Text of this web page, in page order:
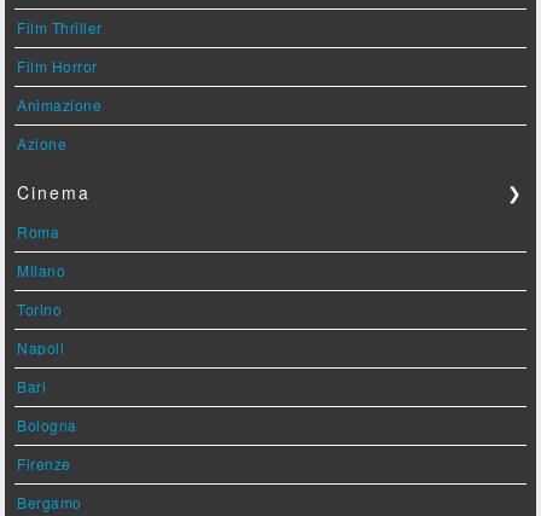
Film Thriller
Film Horror
Animazione
Azione
Cinema ❯
Roma
Milano
Torino
Napoli
Bari
Bologna
Firenze
Bergamo